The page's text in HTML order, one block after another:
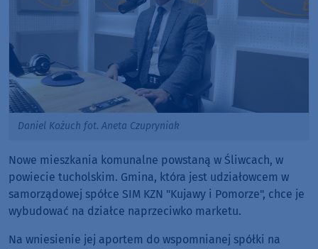
Daniel Kożuch fot. Aneta Czupryniak
Nowe mieszkania komunalne powstaną w Śliwcach, w
powiecie tucholskim. Gmina, która jest udziałowcem w
samorządowej spółce SIM KZN "Kujawy i Pomorze", chce je
wybudować na działce naprzeciwko marketu.
Na wniesienie jej aportem do wspomnianej spółki na